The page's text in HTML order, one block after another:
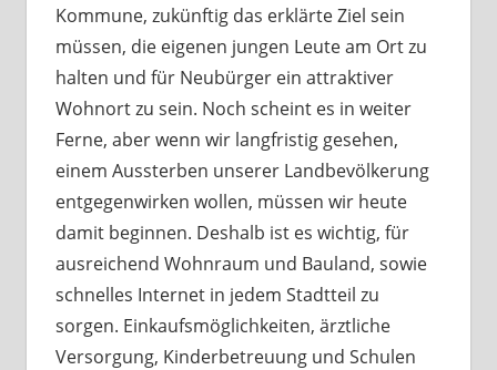
Kommune, zukünftig das erklärte Ziel sein
müssen, die eigenen jungen Leute am Ort zu
halten und für Neubürger ein attraktiver
Wohnort zu sein. Noch scheint es in weiter
Ferne, aber wenn wir langfristig gesehen,
einem Aussterben unserer Landbevölkerung
entgegenwirken wollen, müssen wir heute
damit beginnen. Deshalb ist es wichtig, für
ausreichend Wohnraum und Bauland, sowie
schnelles Internet in jedem Stadtteil zu
sorgen. Einkaufsmöglichkeiten, ärztliche
Versorgung, Kinderbetreuung und Schulen